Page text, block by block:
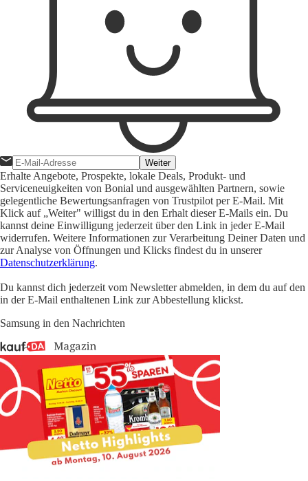
Weiter
Erhalte Angebote, Prospekte, lokale Deals, Produkt- und
Serviceneuigkeiten von Bonial und ausgewählten Partnern, sowie
gelegentliche Bewertungsanfragen von Trustpilot per E-Mail. Mit
Klick auf „Weiter" willigst du in den Erhalt dieser E-Mails ein. Du
kannst deine Einwilligung jederzeit über den Link in jeder E-Mail
widerrufen. Weitere Informationen zur Verarbeitung Deiner Daten und
zur Analyse von Öffnungen und Klicks findest du in unserer
Datenschutzerklärung.
Du kannst dich jederzeit vom Newsletter abmelden, in dem du auf den
in der E-Mail enthaltenen Link zur Abbestellung klickst.
Samsung in den Nachrichten